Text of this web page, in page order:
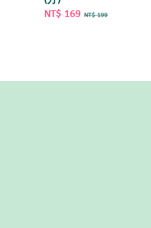
Sale
NT$ 169 Regular
NT$ 199